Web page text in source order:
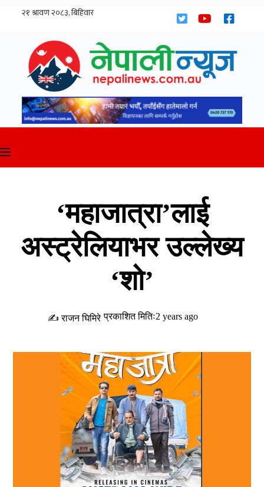
‘महाजात्रा’लाई
अस्ट्रेलियाभर उल्लेख्य
‘शो’
✍ राजन घिमिरे प्रकाशित मितिः2 years ago